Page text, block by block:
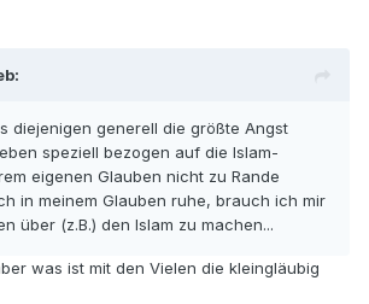
diejenigen generell die größte Angst
speziell bezogen auf die Islam-
eigenen Glauben nicht zu Rande
in meinem Glauben ruhe, brauch ich mir
über (z.B.) den Islam zu machen...
was ist mit den Vielen die kleingläubig